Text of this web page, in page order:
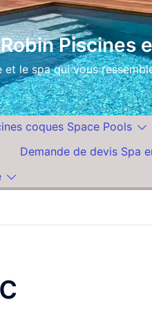
Piscines
et le spa qui vous
coques Space Pools
Demande de devis Spa